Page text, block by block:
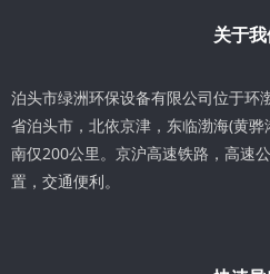
关于
泊头市绿洲环保设备有限公司位于环
省泊头市，北依京津，东临渤海(黄
南仅200公里。京沪高速铁路，高速
置，交通便利。